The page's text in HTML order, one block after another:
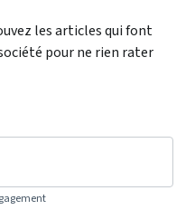
les articles qui font
pour ne rien rater